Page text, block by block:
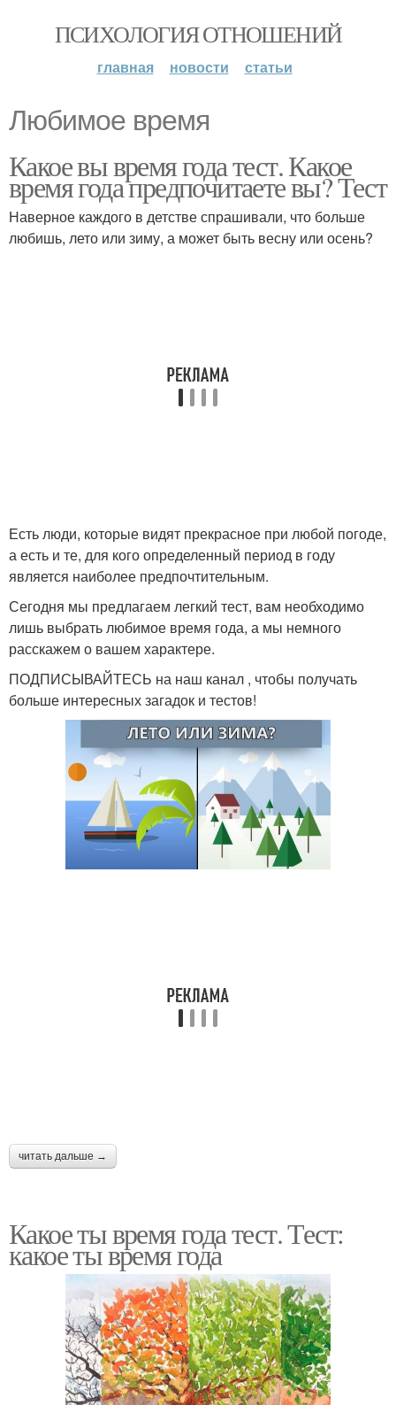
ПСИХОЛОГИЯ ОТНОШЕНИЙ
главная новости статьи
Любимое время
Какое вы время года тест. Какое
время года предпочитаете вы? Тест
Наверное каждого в детстве спрашивали, что больше
любишь, лето или зиму, а может быть весну или осень?
Есть люди, которые видят прекрасное при любой погоде,
а есть и те, для кого определенный период в году
является наиболее предпочтительным.
Сегодня мы предлагаем легкий тест, вам необходимо
лишь выбрать любимое время года, а мы немного
расскажем о вашем характере.
ПОДПИСЫВАЙТЕСЬ на наш канал , чтобы получать
больше интересных загадок и тестов!
читать дальше →
Какое ты время года тест. Тест:
какое ты время года